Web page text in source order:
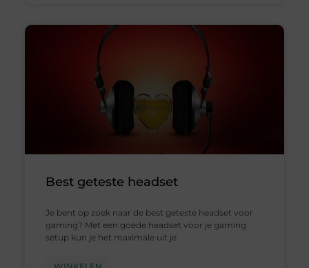
Best geteste headset
Je bent op zoek naar de best geteste headset voor
gaming? Met een goede headset voor je gaming
setup kun je het maximale uit je